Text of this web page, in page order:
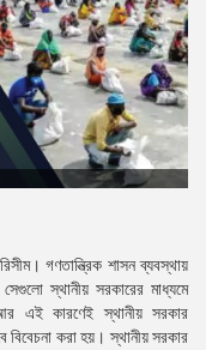
গণতান্ত্রিক শাসন ব্যবস্থায়
সেগুলো স্থানীয় সরকারের মাধ্যমে
এই কারণেই স্থানীয় সরকার
বিবেচনা করা হয়। স্থানীয় সরকার